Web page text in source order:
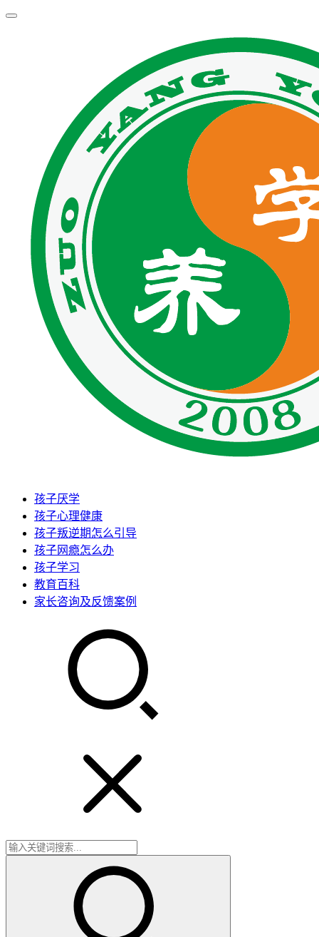
孩子厌学
孩子心理健康
孩子叛逆期怎么引导
孩子网瘾怎么办
孩子学习
教育百科
家长咨询及反馈案例